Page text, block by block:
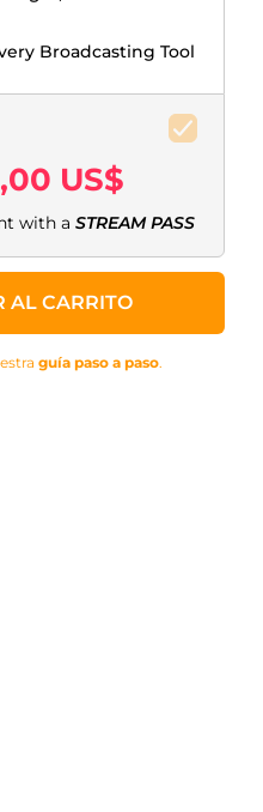
Broadcasting Tool
US$
with a STREAM PASS
AL CARRITO
guía paso a paso.